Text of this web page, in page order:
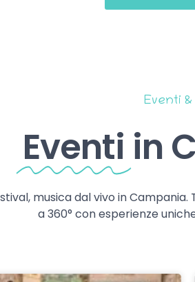
Eventi &
Eventi in
musica dal vivo in
a 360° con esperienze